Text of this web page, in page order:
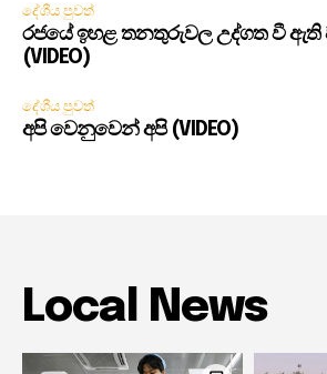
දේශීය පුවත්
රජයේ ඉහළ තනතුරුවල උද්ගත වී ඇති
(VIDEO)
දේශීය පුවත්
අපි වෙනුවෙන් අපි (VIDEO)
Local News